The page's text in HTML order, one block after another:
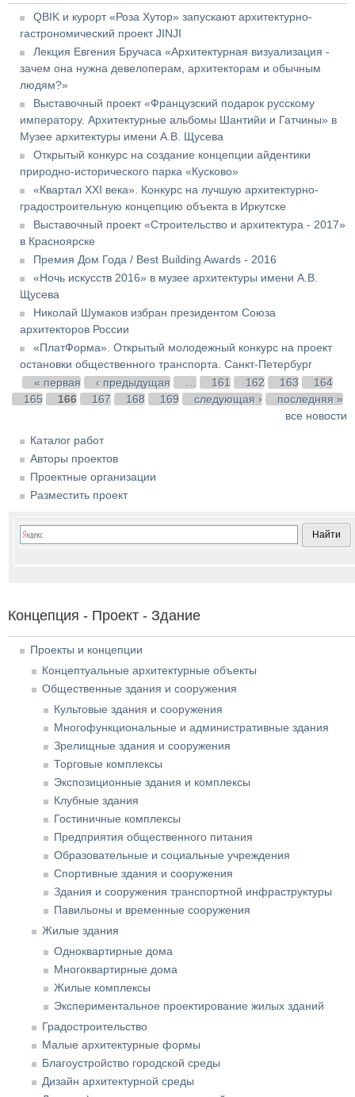
QBIK и курорт «Роза Хутор» запускают архитектурно-
гастрономический проект JINJI
Лекция Евгения Бручаса «Архитектурная визуализация -
зачем она нужна девелоперам, архитекторам и обычным
людям?»
Выставочный проект «Французский подарок русскому
императору. Архитектурные альбомы Шантийи и Гатчины» в
Музее архитектуры имени А.В. Щусева
Открытый конкурс на создание концепции айдентики
природно-исторического парка «Кусково»
«Квартал XXI века». Конкурс на лучшую архитектурно-
градостроительную концепцию объекта в Иркутске
Выставочный проект «Строительство и архитектура - 2017»
в Красноярске
Премия Дом Года / Best Building Awards - 2016
«Ночь искусств 2016» в музее архитектуры имени А.В.
Щусева
Николай Шумаков избран президентом Союза
архитекторов России
«ПлатФорма». Открытый молодежный конкурс на проект
остановки общественного транспорта. Санкт-Петербург
Страницы
« первая ‹ предыдущая 161 162 163
164
165
166 167 168 169 следующая ›
последняя »
все новости
Каталог работ
Авторы проектов
Проектные организации
Разместить проект
Концепция - Проект - Здание
Проекты и концепции
Концептуальные архитектурные объекты
Общественные здания и сооружения
Культовые здания и сооружения
Многофункциональные и административные здания
Зрелищные здания и сооружения
Торговые комплексы
Экспозиционные здания и комплексы
Клубные здания
Гостиничные комплексы
Предприятия общественного питания
Образовательные и социальные учреждения
Спортивные здания и сооружения
Здания и сооружения транспортной инфраструктуры
Павильоны и временные сооружения
Жилые здания
Одноквартирные дома
Многоквартирные дома
Жилые комплексы
Экспериментальное проектирование жилых зданий
Градостроительство
Малые архитектурные формы
Благоустройство городской среды
Дизайн архитектурной среды